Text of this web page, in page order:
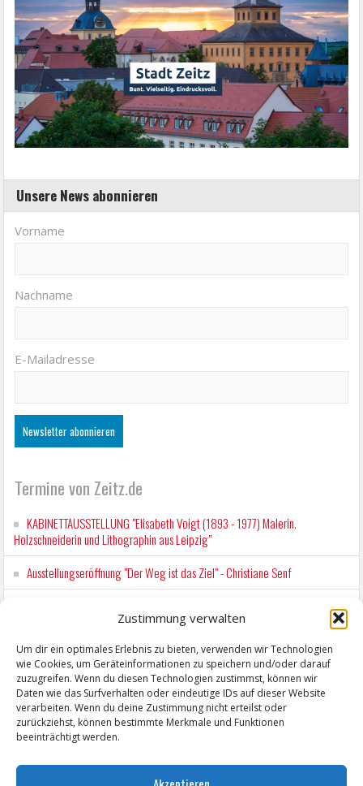
Zustimmung verwalten
Um dir ein optimales Erlebnis zu bieten, verwenden wir Technologien
wie Cookies, um Geräteinformationen zu speichern und/oder darauf
zuzugreifen. Wenn du diesen Technologien zustimmst, können wir
Daten wie das Surfverhalten oder eindeutige IDs auf dieser Website
verarbeiten. Wenn du deine Zustimmung nicht erteilst oder
zurückziehst, können bestimmte Merkmale und Funktionen
beeinträchtigt werden.
Unsere News abonnieren
Vorname
Nachname
E-Mailadresse
Termine von Zeitz.de
KABINETTAUSSTELLUNG "Elisabeth Voigt (1893 - 1977) Malerin.
Holzschneiderin und Lithographin aus Leipzig"
Ausstellungseröffnung "Der Weg ist das Ziel" - Christiane Senf
Kunstfest Zeitz